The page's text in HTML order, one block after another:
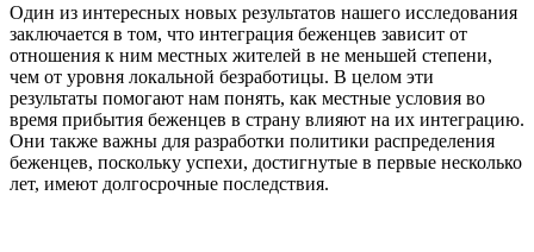
Один из интересных новых результатов нашего исследования
заключается в том, что интеграция беженцев зависит от
отношения к ним местных жителей в не меньшей степени,
чем от уровня локальной безработицы. В целом эти
результаты помогают нам понять, как местные условия во
время прибытия беженцев в страну влияют на их интеграцию.
Они также важны для разработки политики распределения
беженцев, поскольку успехи, достигнутые в первые несколько
лет, имеют долгосрочные последствия.